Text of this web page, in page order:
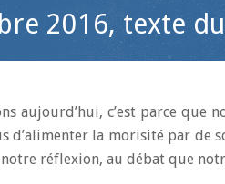
2016, texte
aujourd’hui, c’est parce que
d’alimenter la morisité par de
réflexion, au débat que